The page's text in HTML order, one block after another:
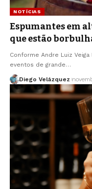
NOTÍCIAS
Espumantes em
que estão
Conforme Andre Luiz
eventos de grande…
Diego Velázquez